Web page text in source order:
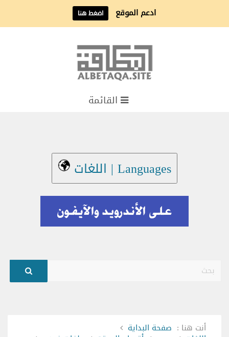
القائمة
Languages | اللغات
بحث
أنت هنا : صفحة البداية
ادعم الموقع اضغط هنا